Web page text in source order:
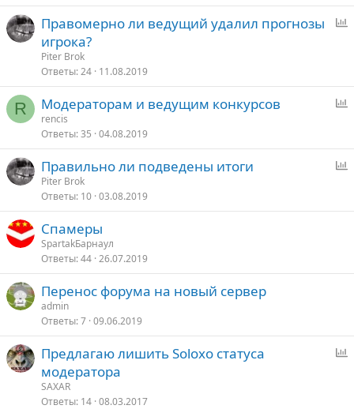
о
с
с
Правомерно ли ведущий удалил прогнозы
игрока?
Piter Brok
Ответы 24 11.08.2019
R
о
с
Модераторам и ведущим конкурсов
rencis
Ответы 35 04.08.2019
о
Правильно ли подведены итоги
Piter Brok
Ответы 10 03.08.2019
Спамеры
SpartakБарнаул
Ответы 44 26.07.2019
Перенос форума на новый сервер
admin
Ответы 7 09.06.2019
Предлагаю лишить Soloxo статуса
модератора
SAXAR
Ответы 14 08.03.2017